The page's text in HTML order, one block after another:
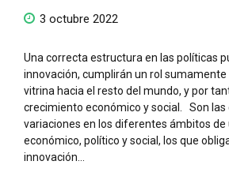
3 octubre 2022
Una correcta estructura en las políticas
innovación, cumplirán un rol
vitrina hacia el resto del mundo, y por
crecimiento económico y social. Son las
variaciones en los diferentes ámbitos de
económico, político y social, los que
innovación...